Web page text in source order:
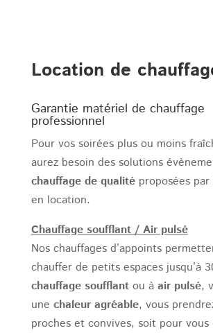
Location de
Garantie matériel de chauffage
professionnel
Pour vos soirées plus ou moins
aurez besoin des solutions
chauffage de qualité proposées
en location.
Chauffage soufflant / Air pulsé
Nos chauffages d’appoints
chauffer de petits espaces jusqu’à
chauffage soufflantou à air pulsé,
une chaleur agréable, vous
proches et convives, soit pour vous